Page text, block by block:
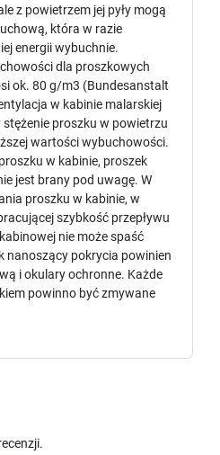
z powietrzem jej pyły mogą
która w razie
energii wybuchnie.
dla proszkowych
ok. 80 g/m3 (Bundesanstalt
w kabinie malarskiej
proszku w powietrzu
wartości wybuchowości.
w kabinie, proszek
jest brany pod uwagę. W
proszku w kabinie, w
szybkość przepływu
nie może spaść
nanoszący pokrycia powinien
i okulary ochronne. Każde
powinno być zmywane